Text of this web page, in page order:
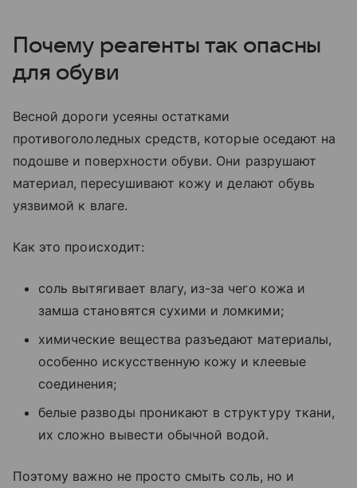
Почему реагенты так опасны
для обуви
Весной дороги усеяны остатками
противогололедных средств, которые оседают на
подошве и поверхности обуви. Они разрушают
материал, пересушивают кожу и делают обувь
уязвимой к влаге.
Как это происходит:
соль вытягивает влагу, из-за чего кожа и
замша становятся сухими и ломкими;
химические вещества разъедают материалы,
особенно искусственную кожу и клеевые
соединения;
белые разводы проникают в структуру ткани,
их сложно вывести обычной водой.
Поэтому важно не просто смыть соль, но и